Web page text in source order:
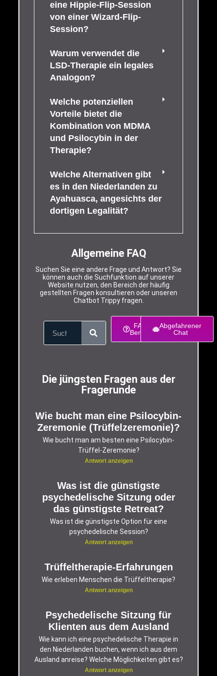
eine Hippie-Flip-Session
von einer Wizard-Flip-
Session?
Warum verwendet die
LSD-Therapie ein legales
Analogon?
Welche potenziellen
Vorteile bietet die
Kombination von MDMA
und Psilocybin in der
Therapie?
Welche Alternativen gibt
es in den Niederlanden zu
Ayahuasca, angesichts der
dortigen Legalität?
Allgemeine FAQ
Suchen Sie eine andere Frage und Antwort? Sie
können auch die Suchfunktion auf unserer
Website nutzen, den Bereich der häufig
gestellten Fragen konsultieren oder unseren
Chatbot Trippy fragen.
FAQ-
Bereich
Abgefahrener
Chat
Die jüngsten Fragen aus der
Fragerunde
Wie bucht man eine Psilocybin-
Zeremonie (Trüffelzeremonie)?
Wie bucht man am besten eine Psilocybin-
Trüffel-Zeremonie?
Antwort anzeigen
Was ist die günstigste
psychedelische Sitzung oder
das günstigste Retreat?
Was ist die günstigste Option für eine
psychedelische Session?
Antwort anzeigen
Trüffeltherapie-Erfahrungen
Wie erleben Menschen die Trüffeltherapie?
Antwort anzeigen
Psychedelische Sitzung für
Klienten aus dem Ausland
Wie kann ich eine psychedelische Therapie in
den Niederlanden buchen, wenn ich aus dem
Ausland anreise? Welche Möglichkeiten gibt es?
Antwort anzeigen